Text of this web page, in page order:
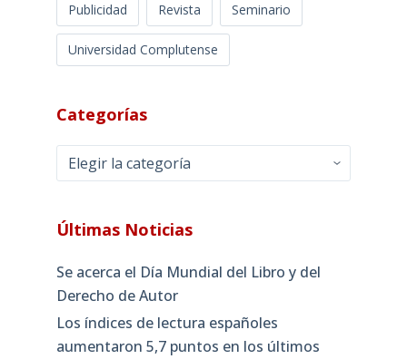
Publicidad Revista Seminario
Universidad Complutense
Categorías
Categorías
Últimas Noticias
Se acerca el Día Mundial del Libro y del
Derecho de Autor
Los índices de lectura españoles
aumentaron 5,7 puntos en los últimos